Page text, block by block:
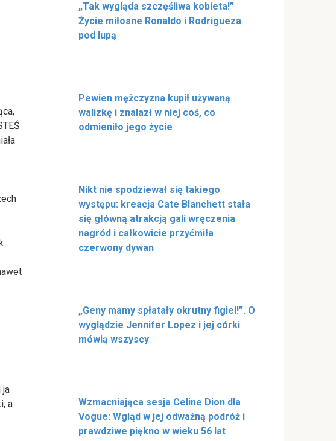
ja
a
„Tak wygląda szczęśliwa kobieta!”
Życie miłosne Ronaldo i Rodrigueza
pod lupą
Pewien mężczyzna kupił używaną
walizkę i znalazł w niej coś, co
odmieniło jego życie
Nikt nie spodziewał się takiego
występu: kreacja Cate Blanchett stała
się główną atrakcją gali wręczenia
nagród i całkowicie przyćmiła
czerwony dywan
„Geny mamy spłatały okrutny figiel!”. O
wyglądzie Jennifer Lopez i jej córki
mówią wszyscy
Wzmacniająca sesja Celine Dion dla
Vogue: Wgląd w jej odważną podróż i
prawdziwe piękno w wieku 56 lat